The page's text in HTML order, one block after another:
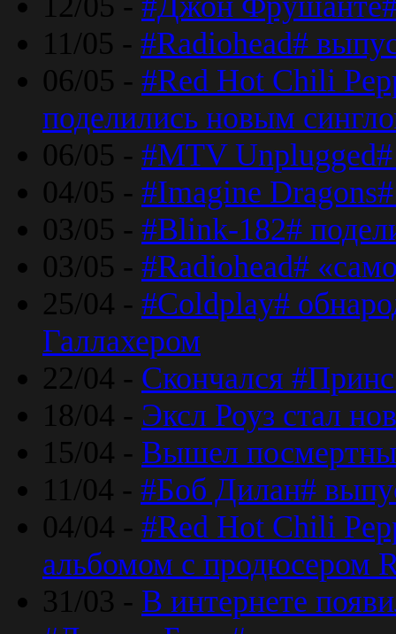
11/05 - #Radiohead#
06/05 - #Red Hot Chili
поделились новым
06/05 - #MTV Unplugged#
04/05 - #Imagine
03/05 - #Blink-182#
03/05 - #Radiohead#
25/04 - #Coldplay#
Галлахером
22/04 - Скончался
18/04 - Эксл Роуз стал
15/04 - Вышел
11/04 - #Боб Дилан#
04/04 - #Red Hot Chili
альбомом с продюсером
31/03 - В интернете